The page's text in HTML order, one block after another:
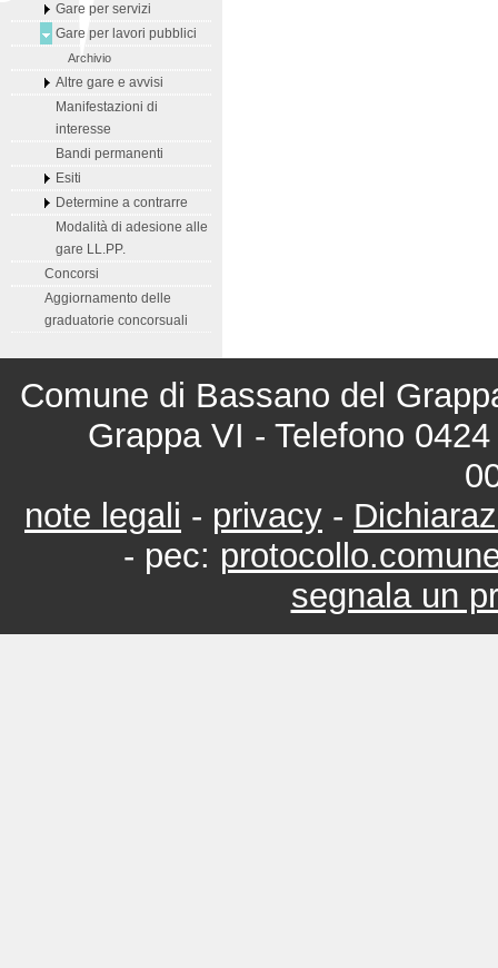
Gare per servizi
Gare per lavori pubblici
Archivio
Altre gare e avvisi
Manifestazioni di
interesse
Bandi permanenti
Esiti
Determine a contrarre
Modalità di adesione alle
gare LL.PP.
Concorsi
Aggiornamento delle
graduatorie concorsuali
Comune di Bassano del
Grappa VI - Telefono
note legali - privacy -
- pec:
segnala un